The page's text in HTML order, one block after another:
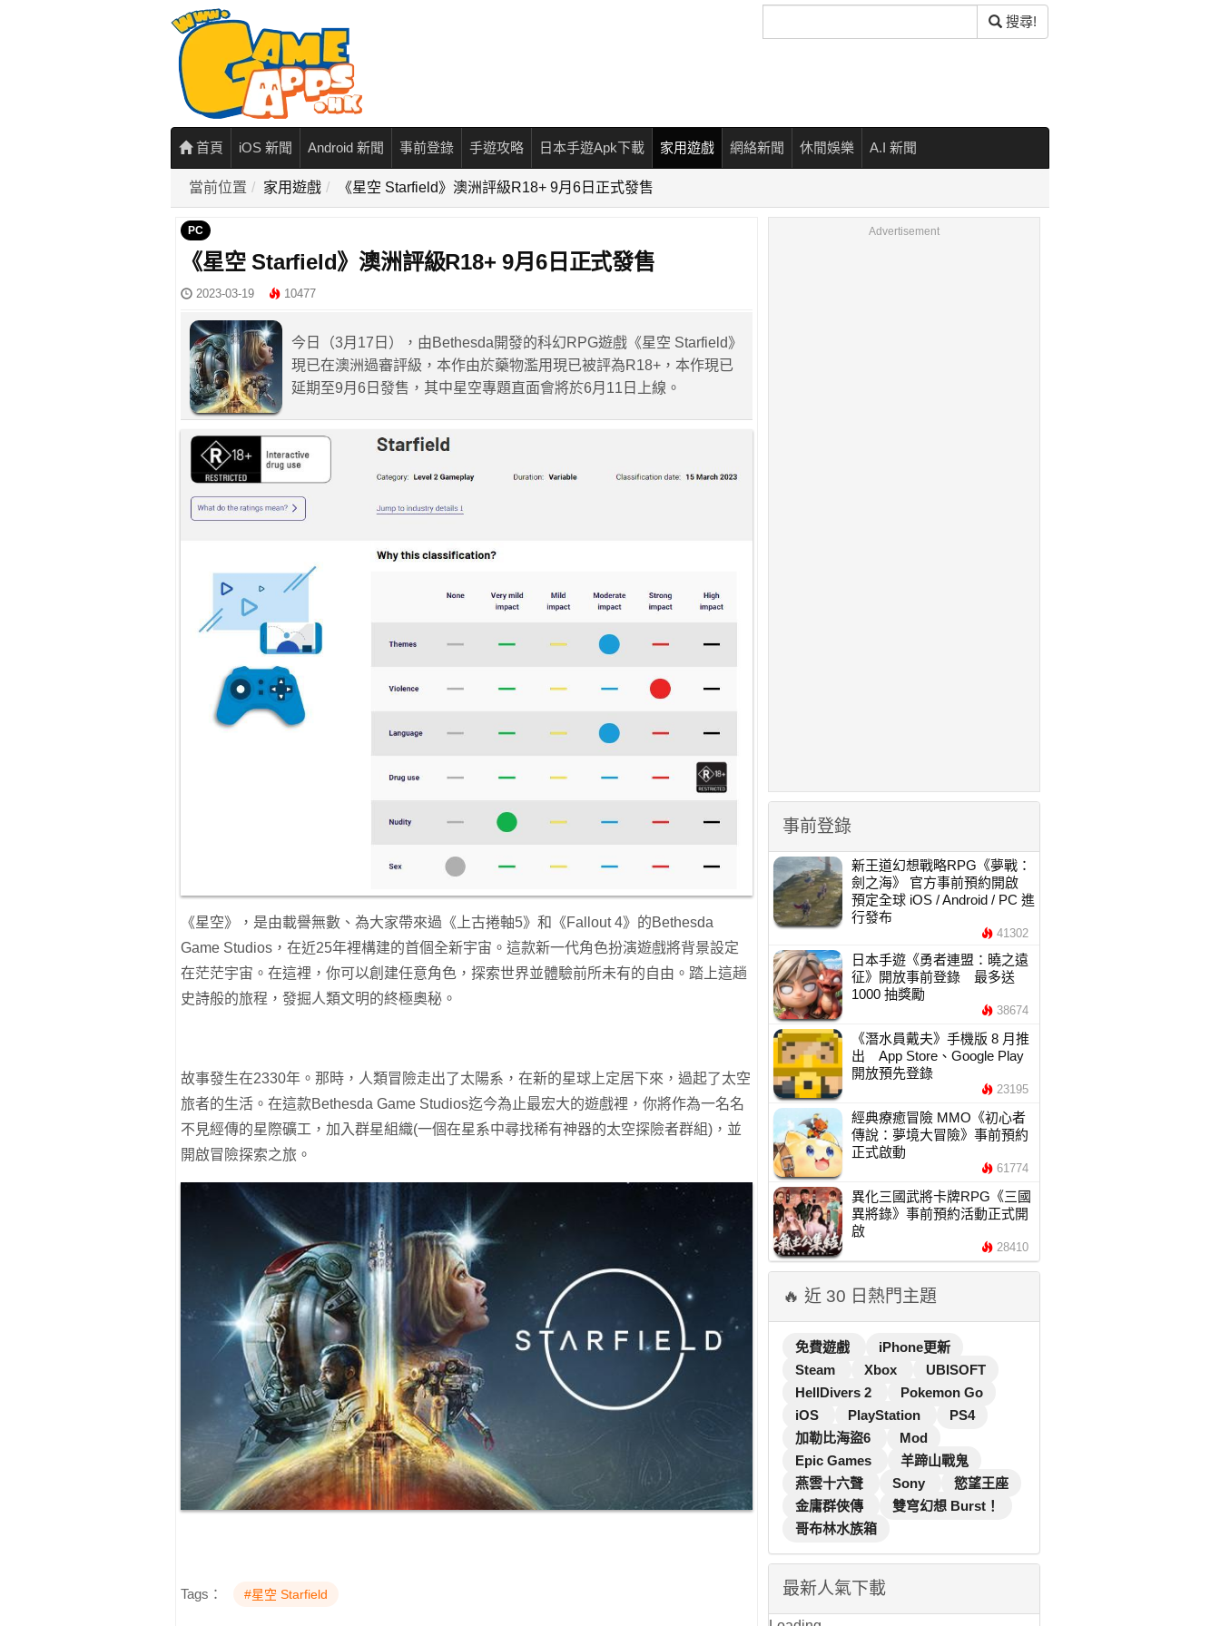
尋
搜尋!
首頁 iOS 新聞 Android 新聞 事前登錄 手遊攻略 日本手遊Apk下載 家用遊戲 網絡新聞 休閒娛樂 A.I 新聞
當前位置 家用遊戲 《星空 Starfield》澳洲評級R18+ 9月6日正式發售
PC
《星空 Starfield》澳洲評級R18+ 9月6日正式發售
2023-03-19 10477
今日（3月17日），由Bethesda開發的科幻RPG遊戲《星空 Starfield》
現已在澳洲過審評級，本作由於藥物濫用現已被評為R18+，本作現已
延期至9月6日發售，其中星空專題直面會將於6月11日上線。
《星空》，是由載譽無數、為大家帶來過《上古捲軸5》和《Fallout 4》的Bethesda
Game Studios，在近25年裡構建的首個全新宇宙。這款新一代角色扮演遊戲將背景設定
在茫茫宇宙。在這裡，你可以創建任意角色，探索世界並體驗前所未有的自由。踏上這趟
史詩般的旅程，發掘人類文明的終極奧秘。
故事發生在2330年。那時，人類冒險走出了太陽系，在新的星球上定居下來，過起了太空
旅者的生活。在這款Bethesda Game Studios迄今為止最宏大的遊戲裡，你將作為一名名
不見經傳的星際礦工，加入群星組織(一個在星系中尋找稀有神器的太空探險者群組)，並
開啟冒險探索之旅。
Tags： #星空 Starfield
Advertisement
事前登錄
新王道幻想戰略RPG《夢戰：
劍之海》 官方事前預約開啟
預定全球 iOS / Android / PC 進
行發布
41302
日本手遊《勇者連盟：曉之遠
征》開放事前登錄 最多送
1000 抽獎勵
38674
《潛水員戴夫》手機版 8 月推
出 App Store、Google Play
開放預先登錄
23195
經典療癒冒險 MMO《初心者
傳說：夢境大冒險》事前預約
正式啟動
61774
異化三國武將卡牌RPG《三國
異將錄》事前預約活動正式開
啟
28410
🔥 近 30 日熱門主題
免費遊戲
iPhone更新
Steam
Xbox
UBISOFT
HellDivers 2
Pokemon Go
iOS
PlayStation
PS4
加勒比海盜6
Mod
Epic Games
羊蹄山戰鬼
燕雲十六聲
Sony
慾望王座
金庸群俠傳
雙穹幻想 Burst！
哥布林水族箱
最新人氣下載